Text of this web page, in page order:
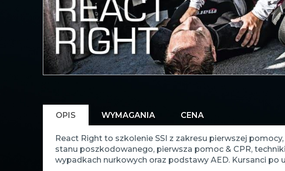
OPIS WYMAGANIA CENA
React Right to szkolenie SSI z zakresu pierwszej
stanu poszkodowanego, pierwsza pomoc & CPR,
wypadkach nurkowych oraz podstawy AED. Kursanci